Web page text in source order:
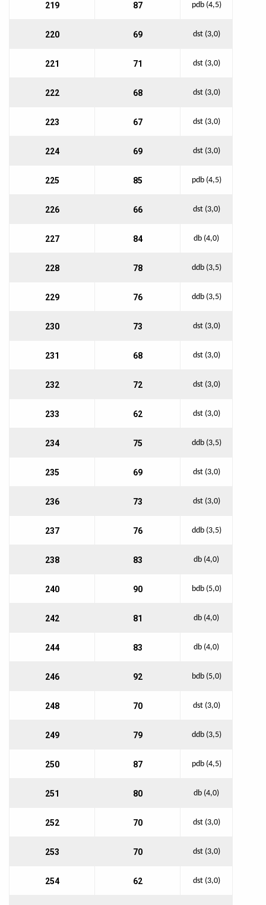
219 87 pdb (4,5)
220 69 dst (3,0)
221 71 dst (3,0)
222 68 dst (3,0)
223 67 dst (3,0)
224 69 dst (3,0)
225 85 pdb (4,5)
226 66 dst (3,0)
227 84 db (4,0)
228 78 ddb (3,5)
229 76 ddb (3,5)
230 73 dst (3,0)
231 68 dst (3,0)
232 72 dst (3,0)
233 62 dst (3,0)
234 75 ddb (3,5)
235 69 dst (3,0)
236 73 dst (3,0)
237 76 ddb (3,5)
238 83 db (4,0)
240 90 bdb (5,0)
242 81 db (4,0)
244 83 db (4,0)
246 92 bdb (5,0)
248 70 dst (3,0)
249 79 ddb (3,5)
250 87 pdb (4,5)
251 80 db (4,0)
252 70 dst (3,0)
253 70 dst (3,0)
254 62 dst (3,0)